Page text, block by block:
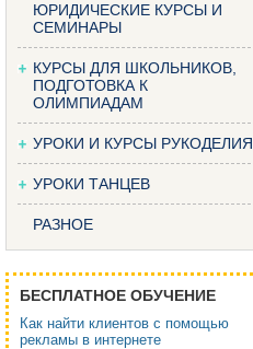
ЮРИДИЧЕСКИЕ КУРСЫ И
СЕМИНАРЫ
КУРСЫ ДЛЯ ШКОЛЬНИКОВ,
ПОДГОТОВКА К
ОЛИМПИАДАМ
УРОКИ И КУРСЫ РУКОДЕЛИЯ
УРОКИ ТАНЦЕВ
РАЗНОЕ
БЕСПЛАТНОЕ ОБУЧЕНИЕ
Как найти клиентов с помощью
рекламы в интернете